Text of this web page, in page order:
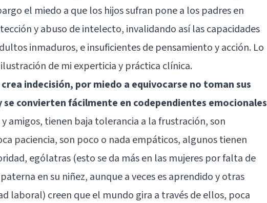
el miedo a que los hijos sufran pone a los padres en
y abuso de intelecto, invalidando así las capacidades
inmaduros, e insuficientes de pensamiento y acción. Lo
de mi experticia y práctica clínica.
indecisión, por miedo a equivocarse no toman sus
se convierten fácilmente en codependientes emocionales
amigos, tienen baja tolerancia a la frustración, son
paciencia, son poco o nada empáticos, algunos tienen
ególatras (esto se da más en las mujeres por falta de
en su niñez, aunque a veces es aprendido y otras
laboral) creen que el mundo gira a través de ellos, poca